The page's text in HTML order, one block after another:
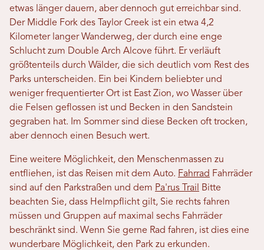
etwas länger dauern, aber dennoch gut erreichbar sind.
Der Middle Fork des Taylor Creek ist ein etwa 4,2
Kilometer langer Wanderweg, der durch eine enge
Schlucht zum Double Arch Alcove führt. Er verläuft
größtenteils durch Wälder, die sich deutlich vom Rest des
Parks unterscheiden. Ein bei Kindern beliebter und
weniger frequentierter Ort ist East Zion, wo Wasser über
die Felsen geflossen ist und Becken in den Sandstein
gegraben hat. Im Sommer sind diese Becken oft trocken,
aber dennoch einen Besuch wert.
Eine weitere Möglichkeit, den Menschenmassen zu
entfliehen, ist das Reisen mit dem Auto. Fahrrad Fahrräder
sind auf den Parkstraßen und dem Pa'rus Trail
Bitte
beachten Sie, dass Helmpflicht gilt, Sie rechts fahren
müssen und Gruppen auf maximal sechs Fahrräder
beschränkt sind. Wenn Sie gerne Rad fahren, ist dies eine
wunderbare Möglichkeit, den Park zu erkunden.